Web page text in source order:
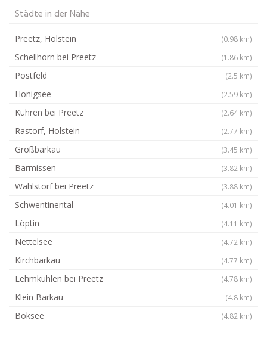
Städte in der Nähe
Preetz, Holstein (0.98 km)
Schellhorn bei Preetz (1.86 km)
Postfeld (2.5 km)
Honigsee (2.59 km)
Kühren bei Preetz (2.64 km)
Rastorf, Holstein (2.77 km)
Großbarkau (3.45 km)
Barmissen (3.82 km)
Wahlstorf bei Preetz (3.88 km)
Schwentinental (4.01 km)
Löptin (4.11 km)
Nettelsee (4.72 km)
Kirchbarkau (4.77 km)
Lehmkuhlen bei Preetz (4.78 km)
Klein Barkau (4.8 km)
Boksee (4.82 km)